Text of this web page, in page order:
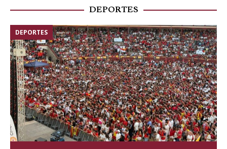
DEPORTES
DEPORTES